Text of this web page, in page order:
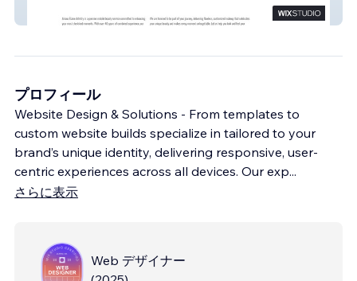
ArianaElaineArtistry
プロフィール
Website Design & Solutions - From templates to
custom website builds specialize in tailored to your
brand’s unique identity, delivering responsive, user-
centric experiences across all devices. Our exp...
さらに表示
Web デザイナー